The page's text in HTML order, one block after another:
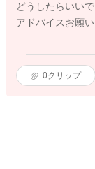
どうしたらいい
アドバイスお願い
0クリップ